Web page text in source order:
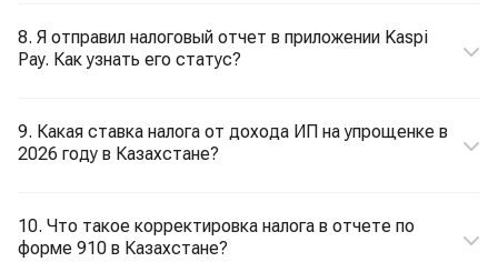
8. Я отправил налоговый отчет в приложении Kaspi
Pay. Как узнать его статус?
9. Какая ставка налога от дохода ИП на упрощенке в
2026 году в Казахстане?
10. Что такое корректировка налога в отчете по
форме 910 в Казахстане?